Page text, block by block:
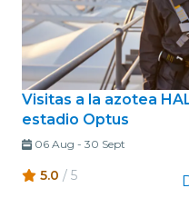
Visitas a la azotea
estadio Optus
06 Aug - 30 Sept
5.0 / 5